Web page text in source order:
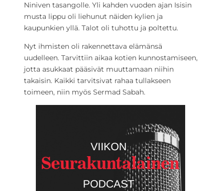
Niniven tasangolle. Yli kahden vuoden ajan Isisin
musta lippu oli liehunut näiden kylien ja
kaupunkien yllä. Talot oli tuhottu ja poltettu.
Nyt ihmisten oli rakennettava elämänsä
uudelleen. Tarvittiin aikaa kotien kunnostamiseen,
jotta asukkaat pääsivät muuttamaan niihin
takaisin. Kaikki tarvitsivat rahaa tullakseen
toimeen, niin myös Sermad Sabah.